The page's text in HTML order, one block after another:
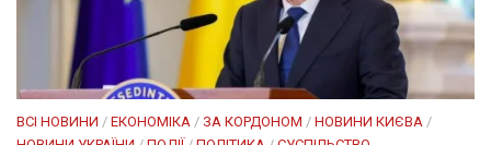
ВСІ НОВИНИ / ЕКОНОМІКА / ЗА КОРДОНОМ / НОВИНИ КИЄВА /